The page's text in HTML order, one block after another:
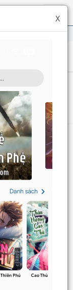
Hiện
menu
chương
X